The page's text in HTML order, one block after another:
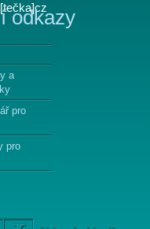
odkazy
a
pro
pro